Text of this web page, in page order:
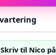
til Nico på